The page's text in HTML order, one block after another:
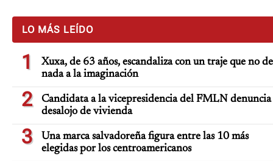
LO MÁS LEÍDO
1
Xuxa, de 63 años, escandaliza con un traje que no
nada a la imaginación
2
Candidata a la vicepresidencia del FMLN denuncia
desalojo de vivienda
3
Una marca salvadoreña figura entre las 10 más
elegidas por los centroamericanos